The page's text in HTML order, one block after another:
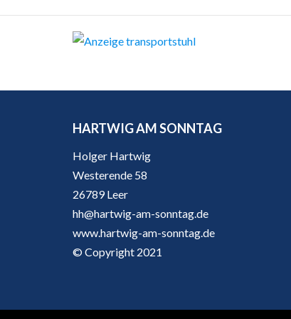
HARTWIG AM SONNTAG
Holger Hartwig
Westerende 58
26789 Leer
hh@hartwig-am-sonntag.de
www.hartwig-am-sonntag.de
© Copyright 2021